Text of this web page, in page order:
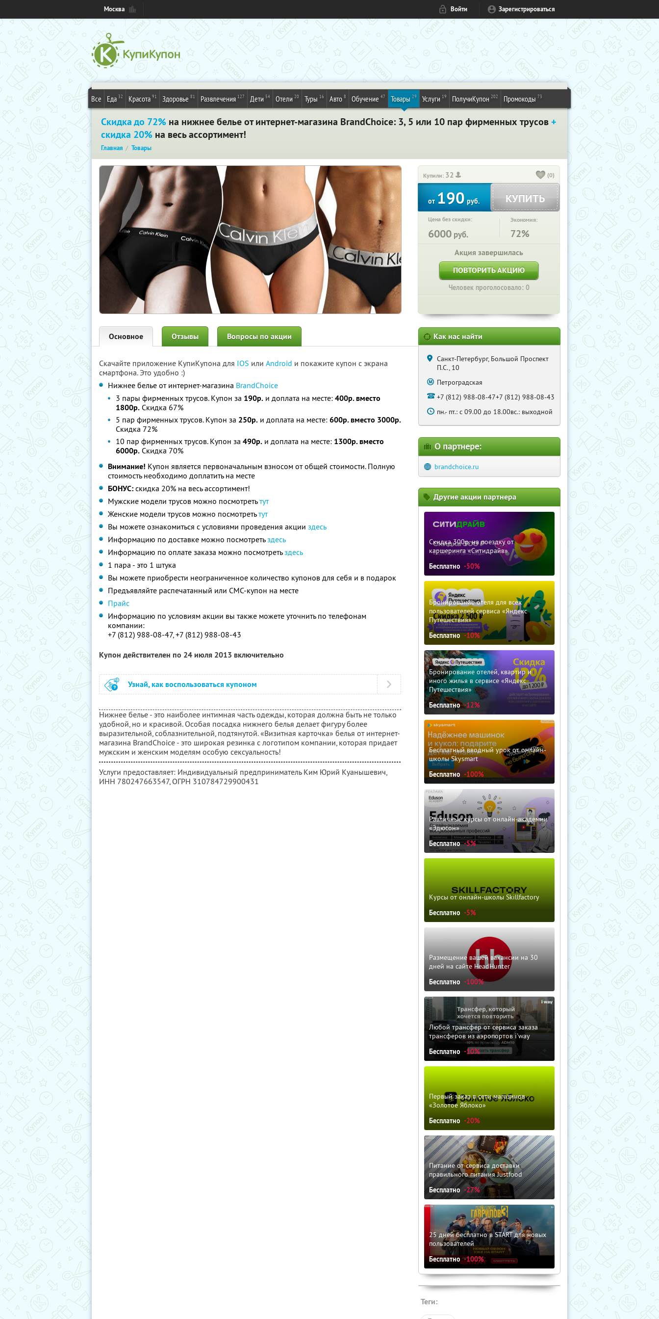
Москва Войти Зарегистрироваться
Все Еда 32 Красота 91 Здоровье 81 Развлечения 127 Дети 54 Отели 20 Туры 16 Авто 8 Обучение 47 Товары 29 Услуги 19 ПолучиКупон 202 Промокоды 73
Скидка до 72% на нижнее белье от интернет-магазина BrandChoice: 3, 5 или 10 пар фирменных трусов+
скидка 20% на весь ассортимент!
Главная Товары
Купили: 32 (0)
от190руб. КУПИТЬ
Цена без скидки:
6000 руб.
Экономия:
72%
Акция завершилась
ПОВТОРИТЬ АКЦИЮ
Человек проголосовало: 0
Основное Отзывы Вопросы по акции
Скачайте приложение КупиКупона для IOS или Android и покажите купон с экрана
смартфона. Это удобно :)
Нижнее белье от интернет-магазина BrandChoice
3 пары фирменных трусов. Купон за 190р. и доплата на месте: 400р. вместо
1800р. Скидка 67%
5 пар фирменных трусов. Купон за 250р. и доплата на месте: 600р. вместо 3000р.
Скидка 72%
10 пар фирменных трусов. Купон за 490р. и доплата на месте: 1300р. вместо
6000р. Скидка 70%
Внимание! Купон является первоначальным взносом от общей стоимости. Полную
стоимость необходимо доплатить на месте
БОНУС: скидка 20% на весь ассортимент!
Мужские модели трусов можно посмотретьтут
Женские модели трусов можно посмотретьтут
Вы можете ознакомиться с условиями проведения акции здесь
Информацию по доставке можно посмотретьздесь
Информацию по оплате заказа можно посмотретьздесь
1 пара - это 1 штука
Вы можете приобрести неограниченное количество купонов для себя и в подарок
Предъявляйте распечатанный или СМС-купон на месте
Прайс
Информацию по условиям акции вы также можете уточнить по телефонам
компании:
+7 (812) 988-08-47, +7 (812) 988-08-43
Купон действителен по 24 июля 2013 включительно
Узнай, как воспользоваться купоном
Нижнее белье - это наиболее интимная часть одежды, которая должна быть не только
удобной, но и красивой. Особая посадка нижнего белья делает фигуру более
выразительной, соблазнительной, подтянутой. «Визитная карточка» белья от интернет-
магазина BrandChoice - это широкая резинка с логотипом компании, которая придает
мужским и женским моделям особую сексуальность!
Услуги предоставляет: Индивидуальный предприниматель Ким Юрий Куанышевич,
ИНН 780247663547, ОГРН 310784729900431
Как нас найти
Санкт-Петербург, Большой Проспект
П.С., 10
Петроградская
+7 (812) 988-08-47+7 (812) 988-08-43
пн.- пт.: с 09.00 до 18.00вс.: выходной
О партнере:
brandchoice.ru
Другие акции партнера
Скидка 300р. на поездку от
каршеринга «Ситидрайв»
Бесплатно -50%
Бронирование отеля для всех
пользователей сервиса «Яндекс
Путешествия»
Бесплатно -10%
Бронирование отелей, квартир и
иного жилья в сервисе «Яндекс
Путешествия»
Бесплатно -12%
Бесплатный вводный урок от онлайн-
школы Skysmart
Бесплатно -100%
Различные курсы от онлайн-академии
«Эдюсон»
Бесплатно -5%
Курсы от онлайн-школы Skillfactory
Бесплатно -5%
Размещение вашей вакансии на 30
дней на сайте HeadHunter
Бесплатно -100%
Любой трансфер от сервиса заказа
трансферов из аэропортов i'way
Бесплатно -10%
Первый заказ в сети магазинов
«Золотое Яблоко»
Бесплатно -20%
Питание от сервиса доставки
правильного питания Justfood
Бесплатно -27%
25 дней бесплатно в START для новых
пользователей
Бесплатно -100%
Теги: